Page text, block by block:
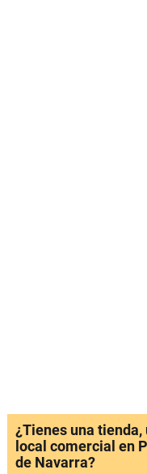
¿Tienes una
local comercial en
de Navarra?